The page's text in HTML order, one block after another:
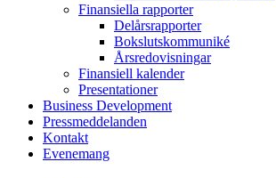
Finansiella rapporter
Delårsrapporter
Bokslutskommuniké
Årsredovisningar
Finansiell kalender
Presentationer
Business Development
Pressmeddelanden
Kontakt
Evenemang